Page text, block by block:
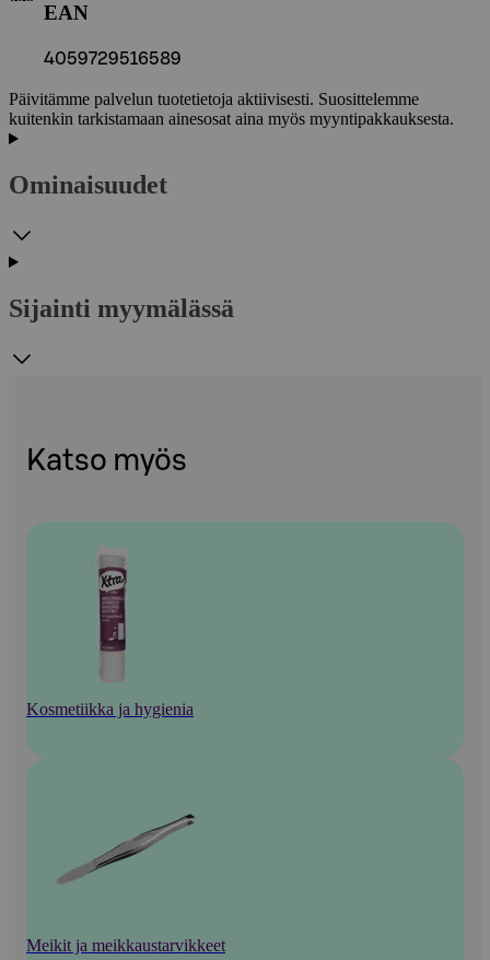
EAN
4059729516589
Päivitämme palvelun tuotetietoja aktiivisesti. Suosittelemme
kuitenkin tarkistamaan ainesosat aina myös myyntipakkauksesta.
Ominaisuudet
Sijainti myymälässä
Katso myös
Kosmetiikka ja hygienia
Meikit ja meikkaustarvikkeet